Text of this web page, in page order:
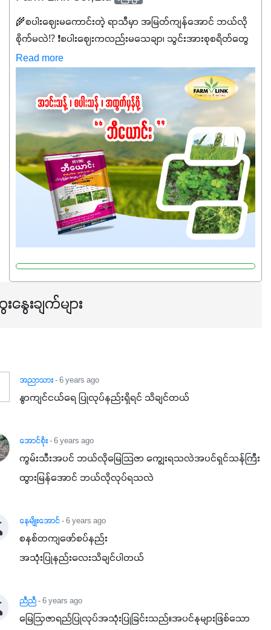
🌾စပါးဈေးမကောင်းတဲ့ ရာသီမှာ အမြတ်ကျန်အောင် ဘယ်လို
စိုက်မလဲ⁉️ ❗စပါးဈေးကလည်းမသေချာ၊ သွင်းအားစုစရိတ်တွေ
ကလည်း တက်နေတဲ့ဒီလိုအချိန်မှာ သွင်းအားစုဖိုးကို လျှော့ချပြီး
အထွက်နှုန်းကို ထိန်းထားနိုင်မှ ဦးကြီးတို့ အဆင်ပြေမှာနော် ✔️ဒါ
ကြောင့် ကိုယ်သုံးသမျှ ကိုယ့်အတွက်အကျိုးရစေမယ့်
အရည်အသွေးစိတ်ချရတဲ့ သွင်းအားစုပစ္စည်းတွေကိုပဲ ရွေးချယ်
သုံးသင့်ပါတယ်။
Read more
နွေးချက်များ
အညာသား- 6 years ago
နွာကျင်ငယ်ရေ ပြုလုပ်နည်းရှိရင် သိချင်တယ်
အောင်စိုး- 6 years ago
ကွမ်းသီးအပင် ဘယ်လိုမြေသြဇာ ကျွေးရသလဲအပင်ရှင်သန်ကြီး
ထွားမြန်အောင် ဘယ်လိုလုပ်ရသလဲ
နေမျိုးအောင်- 6 years ago
စနစ်တကျဖော်စပ်နည်း
အသုံးပြုနည်းလေးသိချင်ပါတယ်
ညီညီ- 6 years ago
မြေဩဇာရည်ပြုလုပ်အသုံးပြုခြင်းသည်။အပင်နုများဖြစ်သော